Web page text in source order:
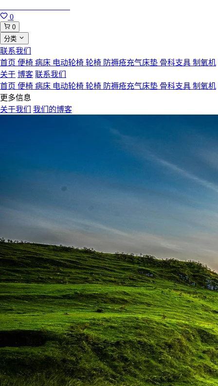
0
0
分类
联系我们
首页 便椅 病床 电动轮椅 轮椅 防褥疮充气床垫 骨科支具 制氧机
关于 博客 联系我们
首页 便椅 病床 电动轮椅 轮椅 防褥疮充气床垫 骨科支具 制氧机
更多信息
关于我们
我们的博客